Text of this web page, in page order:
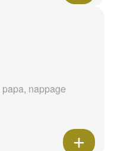
nappage